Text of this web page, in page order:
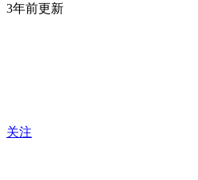
3年前更新
关注